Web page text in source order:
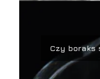
Czy boraks